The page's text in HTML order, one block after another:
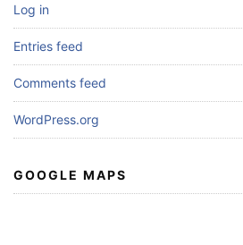
Log in
Entries feed
Comments feed
WordPress.org
GOOGLE MAPS